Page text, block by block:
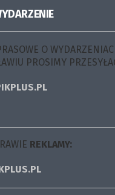
O
PROSIMY
REKLAMY: